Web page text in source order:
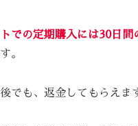
での定期購入には30日間
。
でも、返金してもらえま